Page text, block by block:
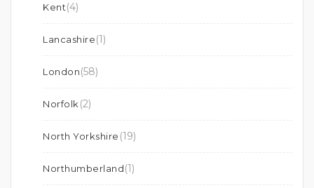
Kent(4)
Lancashire(1)
London(58)
Norfolk (2)
North Yorkshire (19)
Northumberland(1)